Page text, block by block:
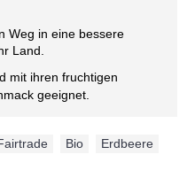
Weg in eine bessere
Land.
mit ihren fruchtigen
geeignet.
Bio Erdbeere